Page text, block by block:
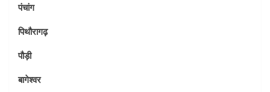
पंचांग
पिथौरागढ़
पौड़ी
बागेश्वर